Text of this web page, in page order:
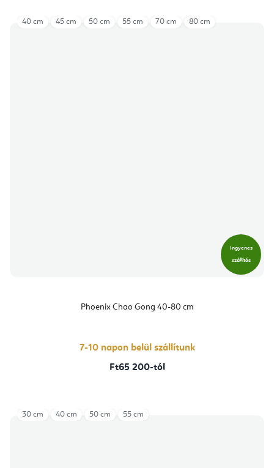
Ingyenes
szállítás
Phoenix Chao Gong 40-80 cm
7-10 napon belül szállítunk
Ft65 200-tól
40 cm 45 cm 50 cm 55 cm 70 cm 80 cm
30 cm 40 cm 50 cm 55 cm